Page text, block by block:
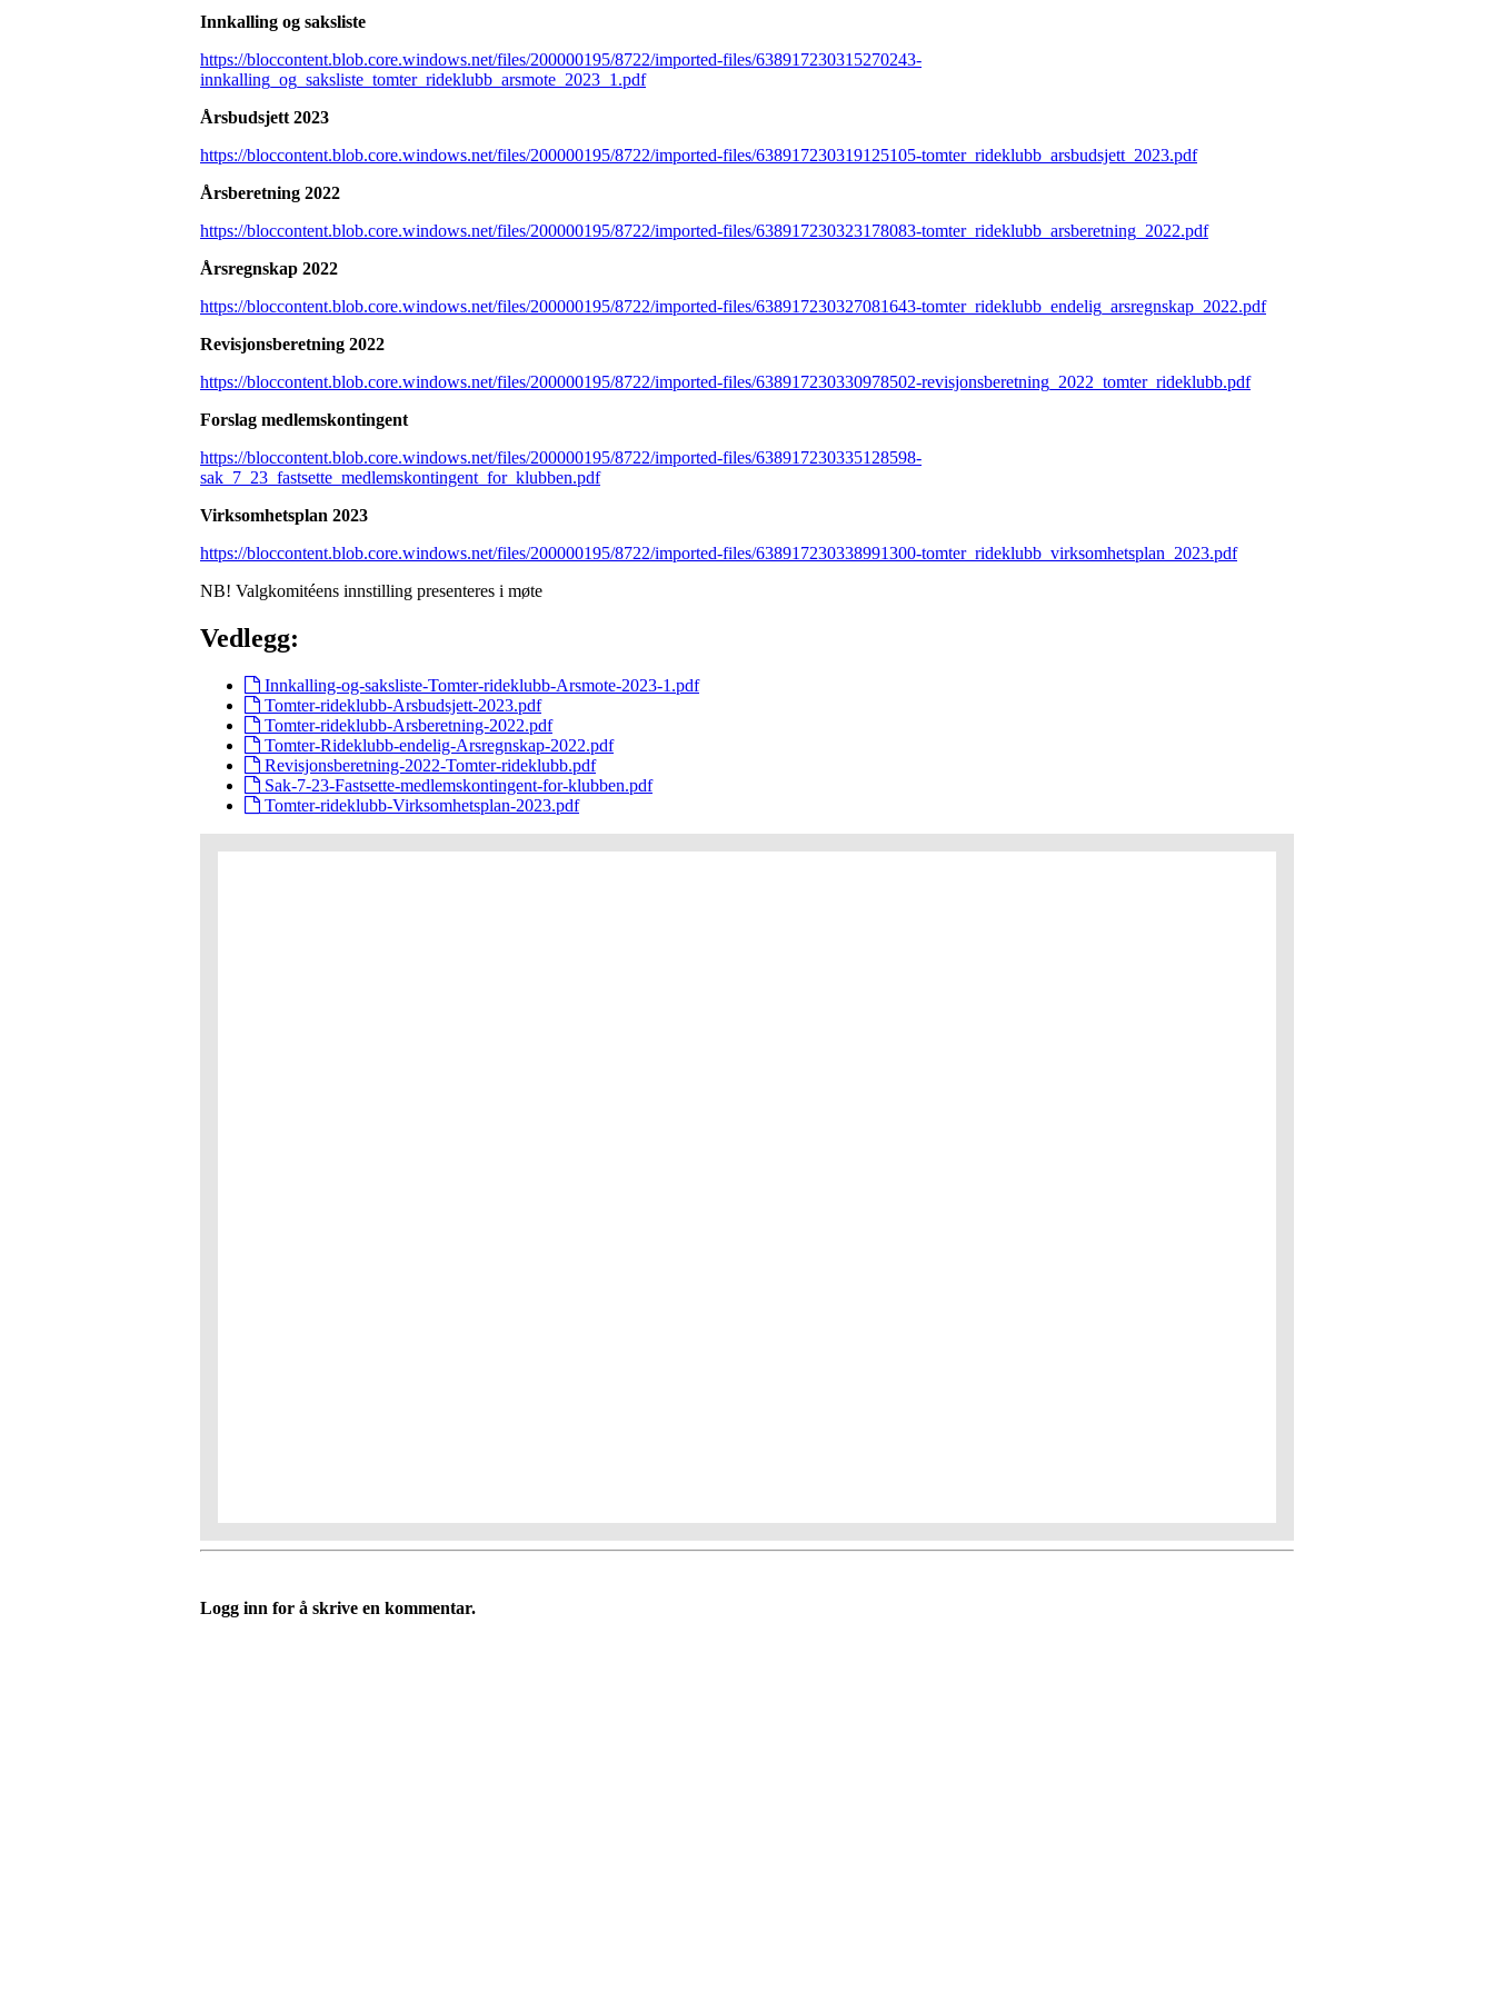
Innkalling og saksliste
https://bloccontent.blob.core.windows.net/files/200000195/8722/imported-files/638917230315270243-
innkalling_og_saksliste_tomter_rideklubb_arsmote_2023_1.pdf
Årsbudsjett 2023
https://bloccontent.blob.core.windows.net/files/200000195/8722/imported-files/638917230319125105-tomter_rideklubb_arsbudsjett_2023.pdf
Årsberetning 2022
https://bloccontent.blob.core.windows.net/files/200000195/8722/imported-files/638917230323178083-tomter_rideklubb_arsberetning_2022.pdf
Årsregnskap 2022
https://bloccontent.blob.core.windows.net/files/200000195/8722/imported-files/638917230327081643-tomter_rideklubb_endelig_arsregnskap_2022.pdf
Revisjonsberetning 2022
https://bloccontent.blob.core.windows.net/files/200000195/8722/imported-files/638917230330978502-revisjonsberetning_2022_tomter_rideklubb.pdf
Forslag medlemskontingent
https://bloccontent.blob.core.windows.net/files/200000195/8722/imported-files/638917230335128598-
sak_7_23_fastsette_medlemskontingent_for_klubben.pdf
Virksomhetsplan 2023
https://bloccontent.blob.core.windows.net/files/200000195/8722/imported-files/638917230338991300-tomter_rideklubb_virksomhetsplan_2023.pdf
NB! Valgkomitéens innstilling presenteres i møte
Vedlegg:
Innkalling-og-saksliste-Tomter-rideklubb-Arsmote-2023-1.pdf
Tomter-rideklubb-Arsbudsjett-2023.pdf
Tomter-rideklubb-Arsberetning-2022.pdf
Tomter-Rideklubb-endelig-Arsregnskap-2022.pdf
Revisjonsberetning-2022-Tomter-rideklubb.pdf
Sak-7-23-Fastsette-medlemskontingent-for-klubben.pdf
Tomter-rideklubb-Virksomhetsplan-2023.pdf
Logg inn for å skrive en kommentar.